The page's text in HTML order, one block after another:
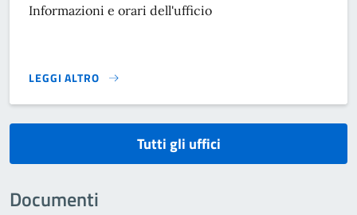
Informazioni e orari dell'ufficio
LEGGI ALTRO
}
Tutti gli uffici
Documenti